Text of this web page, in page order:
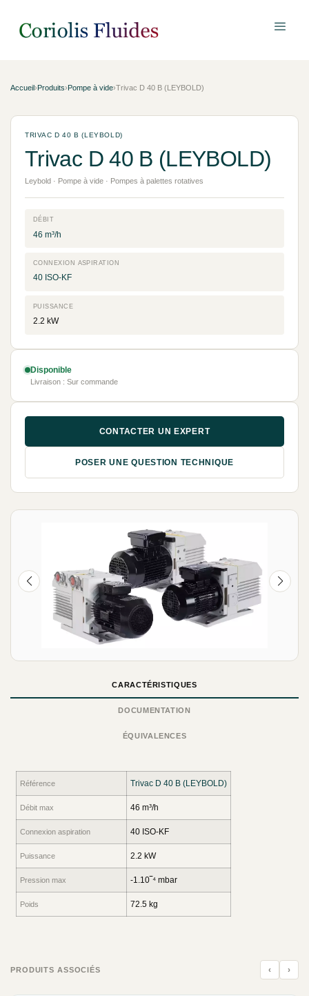
Accueil›Produits›Pompe à vide›Trivac D 40 B (LEYBOLD)
CARACTÉRISTIQUES
DOCUMENTATION
ÉQUIVALENCES
Référence Trivac D 40 B (LEYBOLD)
Débit max 46 m³/h
Connexion aspiration 40 ISO-KF
Puissance 2.2 kW
Pression max -1.10‾⁴ mbar
Poids 72.5 kg
PRODUITS ASSOCIÉS ‹ ›
TRIVAC D 40 B (LEYBOLD)
Trivac D 40 B (LEYBOLD)
Leybold · Pompe à vide · Pompes à palettes rotatives
DÉBIT
46 m³/h
CONNEXION ASPIRATION
40 ISO-KF
PUISSANCE
2.2 kW
Disponible
Livraison : Sur commande
CONTACTER UN EXPERT
POSER UNE QUESTION TECHNIQUE